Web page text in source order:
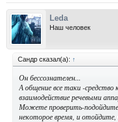
Leda
Наш человек
Сандр сказал(а): ↑
Он бессознателен...
А общение все таки -
взаимодействие речевыми
Можете проверить-
некоторое время, и отойдите,